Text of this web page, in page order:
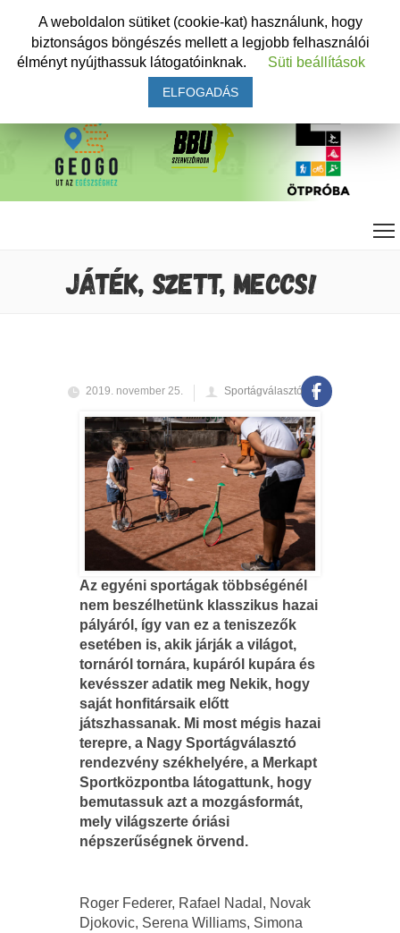
JÁTÉK, SZETT, MECCS!
2019. november 25. Sportágválasztó
Az egyéni sportágak többségénél
nem beszélhetünk klasszikus hazai
pályáról, így van ez a teniszezők
esetében is, akik járják a világot,
tornáról tornára, kupáról kupára és
kevésszer adatik meg Nekik, hogy
saját honfitársaik előtt
játszhassanak. Mi most mégis hazai
terepre, a Nagy Sportágválasztó
rendezvény székhelyére, a Merkapt
Sportközpontba látogattunk, hogy
bemutassuk azt a mozgásformát,
mely világszerte óriási
népszerűségnek örvend.
Roger Federer, Rafael Nadal, Novak
Djokovic, Serena Williams, Simona
A weboldalon sütiket (cookie-kat) használunk, hogy
biztonságos böngészés mellett a legjobb felhasználói
élményt nyújthassuk látogatóinknak.
Süti beállítások
ELFOGADÁS